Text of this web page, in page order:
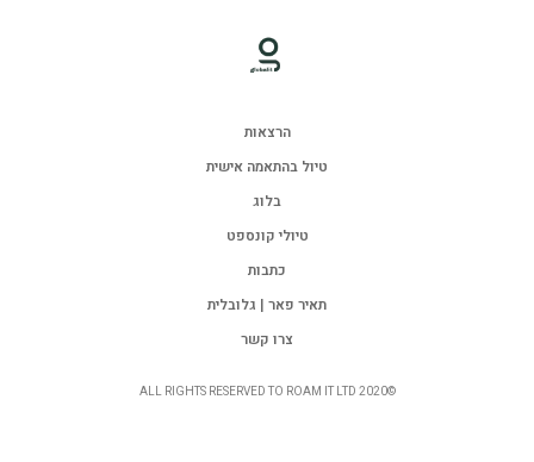
הרצאות
טיול בהתאמה אישית
בלוג
טיולי קונספט
כתבות
תאיר פאר | גלובלית
צרו קשר
©ALL RIGHTS RESERVED TO ROAM IT LTD 2020